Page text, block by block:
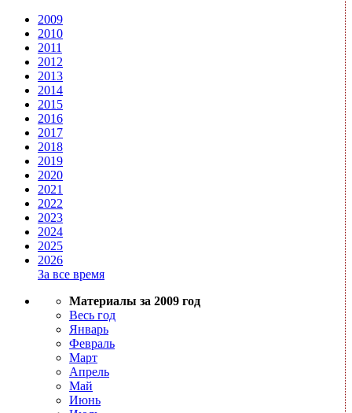
2009
2010
2011
2012
2013
2014
2015
2016
2017
2018
2019
2020
2021
2022
2023
2024
2025
2026
За все время
Материалы за 2009 год
Весь год
Январь
Февраль
Март
Апрель
Май
Июнь